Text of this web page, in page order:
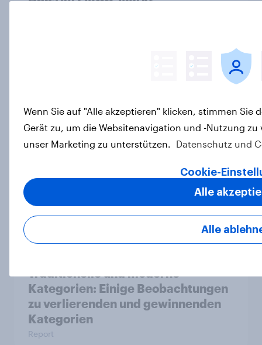
Eistee in Österreich: Stabile
Zielgruppen
Artikel
Finanz-Talk: Mit wem sprechen die
Deutschen eigentlich über Geld?
Artikel
Traditionelle und moderne
Kategorien: Einige Beobachtungen
zu verlierenden und gewinnenden
Kategorien
Report
Wenn Sie auf "Alle akzeptieren" klicken, stimmen Sie
Gerät zu, um die Websitenavigation und -Nutzung
unser Marketing zu unterstützen.
Datenschutz und
Cookie-
Alle
Alle